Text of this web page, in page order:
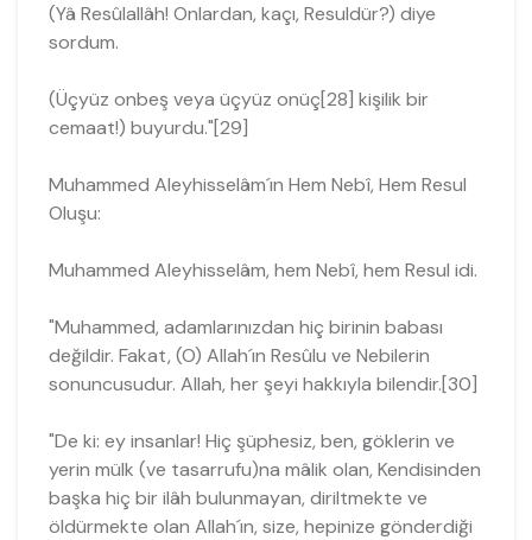
(Yâ Resûlallâh! Onlardan, kaçı, Resuldür?) diye
sordum.
(Üçyüz onbeş veya üçyüz onüç[28] kişilik bir
cemaat!) buyurdu."[29]
Muhammed Aleyhisselâm´ın Hem Nebî, Hem Resul
Oluşu:
Muhammed Aleyhisselâm, hem Nebî, hem Resul idi.
"Muhammed, adamlarınızdan hiç birinin babası
değildir. Fakat, (O) Allah´ın Resûlu ve Nebilerin
sonuncusudur. Allah, her şeyi hakkıyla bilendir.[30]
"De ki: ey insanlar! Hiç şüphesiz, ben, göklerin ve
yerin mülk (ve tasarrufu)na mâlik olan, Kendisinden
başka hiç bir ilâh bulunmayan, diriltmekte ve
öldürmekte olan Allah´ın, size, hepinize gönderdiği